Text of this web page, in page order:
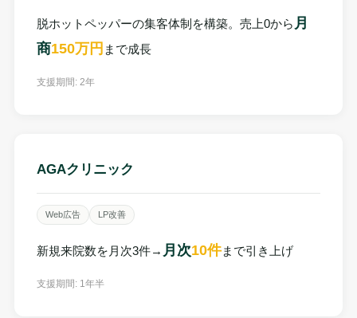
脱ホットペッパーの集客体制を構築。売上0から 月
商150万円 まで成長
支援期間: 2年
AGAクリニック
Web広告 LP改善
新規来院数を月次3件→ 月次10件まで引き上げ
支援期間: 1年半